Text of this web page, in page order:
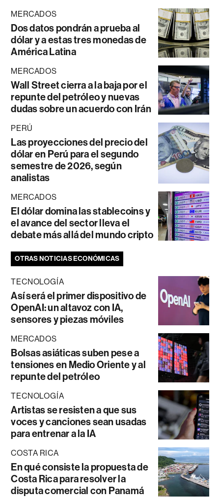
MERCADOS
Dos datos pondrán a prueba al
dólar y a estas tres monedas de
América Latina
MERCADOS
Wall Street cierra a la baja por el
repunte del petróleo y nuevas
dudas sobre un acuerdo con Irán
PERÚ
Las proyecciones del precio del
dólar en Perú para el segundo
semestre de 2026, según
analistas
MERCADOS
El dólar domina las stablecoins y
el avance del sector lleva el
debate más allá del mundo cripto
OTRAS NOTICIAS ECONÓMICAS
TECNOLOGÍA
Así será el primer dispositivo de
OpenAI: un altavoz con IA,
sensores y piezas móviles
MERCADOS
Bolsas asiáticas suben pese a
tensiones en Medio Oriente y al
repunte del petróleo
TECNOLOGÍA
Artistas se resisten a que sus
voces y canciones sean usadas
para entrenar a la IA
COSTA RICA
En qué consiste la propuesta de
Costa Rica para resolver la
disputa comercial con Panamá